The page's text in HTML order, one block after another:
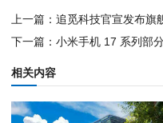
上一篇： 追觅科技官宣发布旗舰手
下一篇： 小米手机 17 系列部
相关内容